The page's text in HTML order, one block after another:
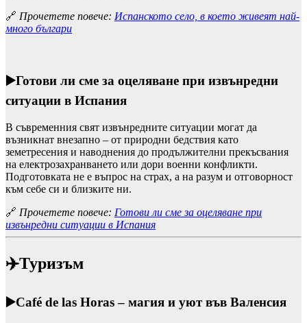
🔗 Прочетете повече: Испанското село, в което живеят най-
много българи
▶️Готови ли сме за оцеляване при извънредни
ситуации в Испания
В съвременния свят извънредните ситуации могат да
възникнат внезапно – от природни бедствия като
земетресения и наводнения до продължителни прекъсвания
на електрозахранването или дори военни конфликти.
Подготовката не е въпрос на страх, а на разум и отговорност
към себе си и близките ни.
🔗 Прочетете повече: Готови ли сме за оцеляване при
извънредни ситуации в Испания
✈️Туризъм
▶️Café de las Horas – магия и уют във Валенсия